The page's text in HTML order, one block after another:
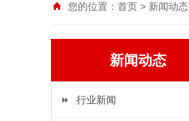
您的位置： 首页 > 新闻动态
新闻动态
行业新闻